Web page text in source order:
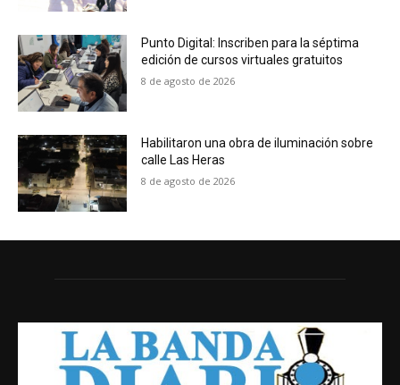
Punto Digital: Inscriben para la séptima
edición de cursos virtuales gratuitos
8 de agosto de 2026
Habilitaron una obra de iluminación sobre
calle Las Heras
8 de agosto de 2026